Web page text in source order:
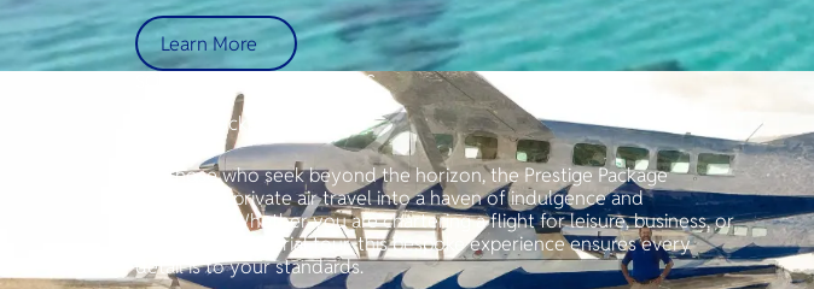
Learn More
SOAR ABOVE EXPECTATIONS
Prestige Package
For those who seek beyond the horizon, the Prestige Package
transforms private air travel into a haven of indulgence and
exclusivity. Whether you are chartering a flight for leisure, business, or
a breathtaking aerial tour, this bespoke experience ensures every
detail is to your standards.